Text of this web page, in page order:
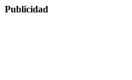
Publicidad